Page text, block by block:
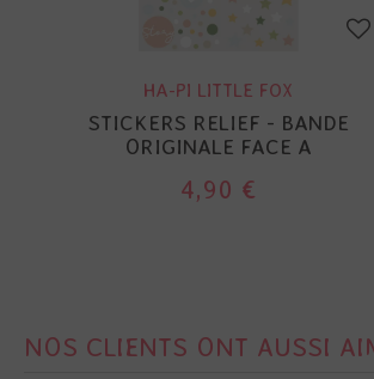
HA-PI LITTLE FOX
STICKERS RELIEF - BANDE
ORIGINALE FACE A
4,90 €
NOS CLIENTS ONT AUSSI